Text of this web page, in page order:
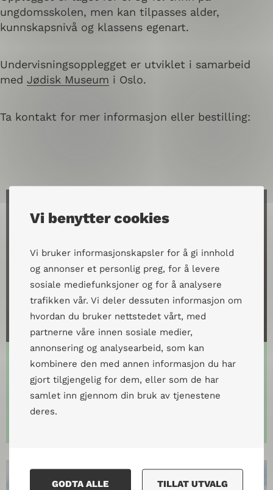
Vi benytter cookies
Vi bruker informasjonskapsler for å gi innhold
og annonser et personlig preg, for å levere
sosiale mediefunksjoner og for å analysere
trafikken vår. Vi deler dessuten informasjon om
hvordan du bruker nettstedet vårt, med
partnerne våre innen sosiale medier,
annonsering og analysearbeid, som kan
kombinere den med annen informasjon du har
gjort tilgjengelig for dem, eller som de har
samlet inn gjennom din bruk av tjenestene
deres.
GODTA ALLE TILLAT UTVALG
ungdomsskolen, men kan tilpasses alder,
kunnskapsnivå og klassens egenart.
Undervisningsopplegget er utviklet i samarbeid
med Jødisk Museum i Oslo.
Ta kontakt for mer informasjon eller bestilling:
Harald Aksnes Karmhus
Rådgiver | Undervisning
harald@peace.no